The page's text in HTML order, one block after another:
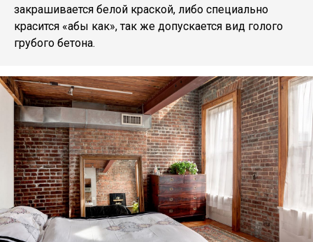
закрашивается белой краской, либо специально
красится «абы как», так же допускается вид голого
грубого бетона.